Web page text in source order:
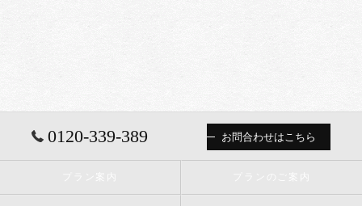
0120-339-389 お問合わせはこちら